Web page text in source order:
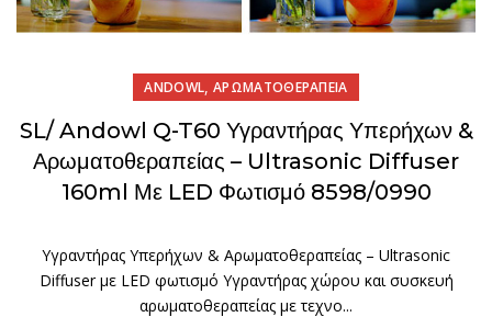
ANDOWL,ΑΡΩΜΑΤΟΘΕΡΑΠΕΙΑ
SL/ Andowl Q-T60 Υγραντήρας Υπερήχων &
Αρωματοθεραπείας – Ultrasonic Diffuser
160ml Με LED Φωτισμό 8598/0990
Υγραντήρας Υπερήχων & Αρωματοθεραπείας – Ultrasonic
Diffuser με LED φωτισμό Υγραντήρας χώρου και συσκευή
αρωματοθεραπείας με τεχνο...